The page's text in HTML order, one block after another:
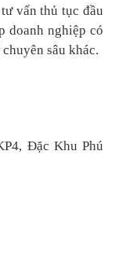
vấn thủ tục đầu
doanh nghiệp có
sâu khác.
Đặc Khu Phú